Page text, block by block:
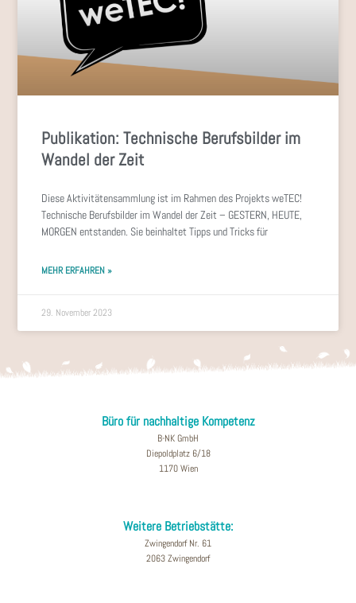
Publikation: Technische Berufsbilder im
Wandel der Zeit
Diese Aktivitätensammlung ist im Rahmen des Projekts weTEC!
Technische Berufsbilder im Wandel der Zeit – GESTERN, HEUTE,
MORGEN entstanden. Sie beinhaltet Tipps und Tricks für
MEHR ERFAHREN »
29. November 2023
Büro für nachhaltige Kompetenz
B-NK GmbH
Diepoldplatz 6/18
1170 Wien
Weitere Betriebstätte:
Zwingendorf Nr. 61
2063 Zwingendorf